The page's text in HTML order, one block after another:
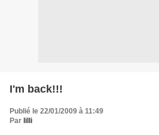
I'm back!!!
Publié le 22/01/2009 à 11:49
Par lilli